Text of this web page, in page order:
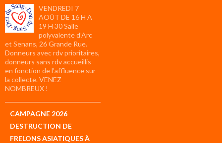
VENDREDI 7
AOÛT DE 16 H A
19 H 30 Salle
polyvalente d’Arc
et Senans, 26 Grande Rue.
Donneurs avec rdv prioritaires,
donneurs sans rdv accueillis
en fonction de l’affluence sur
la collecte. VENEZ
NOMBREUX !
CAMPAGNE 2026
DESTRUCTION DE
FRELONS ASIATIQUES À